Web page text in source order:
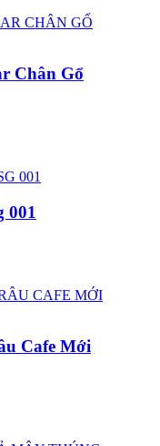
Chân Gổ
001
Cafe Mới